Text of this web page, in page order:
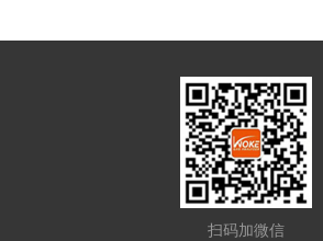
扫码加微信